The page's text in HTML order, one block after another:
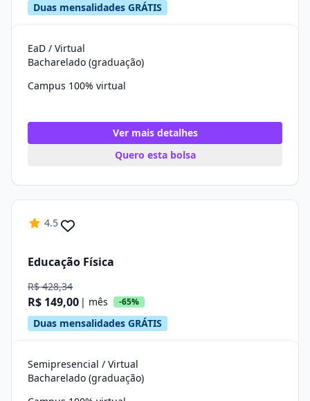
Duas mensalidades GRÁTIS
EaD / Virtual
Bacharelado (graduação)
Campus 100% virtual
Ver mais detalhes
Quero esta bolsa
4.5
Educação Física
R$ 428,34
R$ 149,00 | mês -65%
Duas mensalidades GRÁTIS
Semipresencial / Virtual
Bacharelado (graduação)